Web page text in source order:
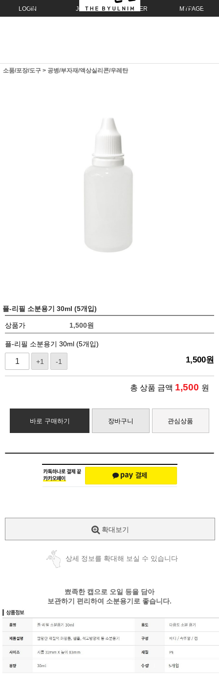
LOGIN JOIN ORDER MYPAGE
소품/포장/도구 > 공병/부자재/액상실리콘/우레탄
플-리필 소분용기 30ml (5개입)
상품가 1,500원
플-리필 소분용기 30ml (5개입)
+1 -1 1,500원
총 상품 금액 1,500 원
바로 구매하기 장바구니 관심상품
확대보기
상세 정보를 확대해 보실 수 있습니다
뾰족한 캡으로 오일 등을 담아
보관하기 편리하여 소분용기로 좋습니다.